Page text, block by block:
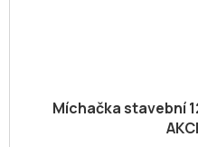
Míchačka stavební